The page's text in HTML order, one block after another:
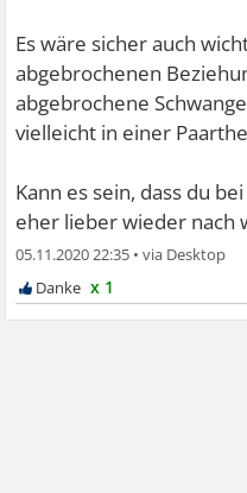
Es wäre sicher auch
abgebrochenen
abgebrochene
vielleicht in einer
Kann es sein, dass du
eher lieber wieder nach
05.11.2020 22:35 •
x 1